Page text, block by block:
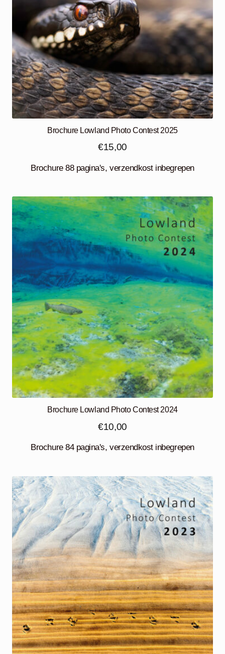
Brochure Lowland Photo Contest 2025
€15,00
Brochure 88 pagina's, verzendkost inbegrepen
Brochure Lowland Photo Contest 2024
€10,00
Brochure 84 pagina's, verzendkost inbegrepen